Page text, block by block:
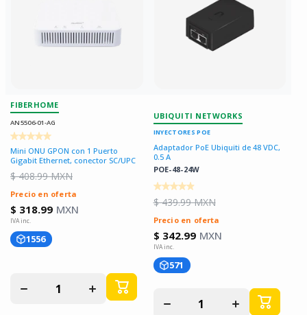
FIBERHOME
AN5506-01-AG
Mini ONU GPON con 1 Puerto
Gigabit Ethernet, conector SC/UPC
$ 408.99 MXN
Precio en oferta
$ 318.99 MXN
1556
cantidad
Aumentar
cantidad
para
UBIQUITI NETWORKS
INYECTORES POE
POE-48-24W
Adaptador PoE Ubiquiti de 48 VDC,
0.5 A
$ 439.99 MXN
Precio en oferta
$ 342.99 MXN
571
cantidad
Aumentar
cantidad